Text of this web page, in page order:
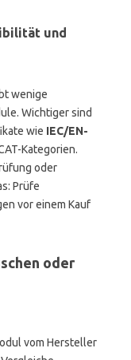
und
wenige
Wichtiger sind
wie IEC/EN-
Kategorien.
oder
Prüfe
vor einem Kauf
oder
vom Hersteller